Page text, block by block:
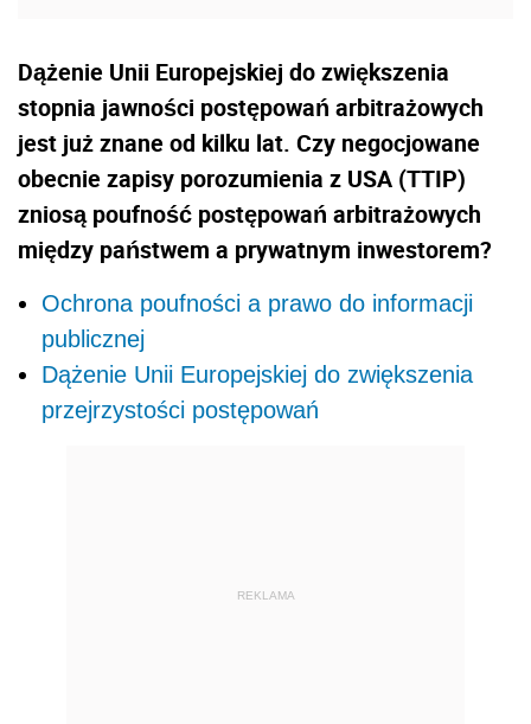
Dążenie Unii Europejskiej do zwiększenia
stopnia jawności postępowań arbitrażowych
jest już znane od kilku lat. Czy negocjowane
obecnie zapisy porozumienia z USA (TTIP)
zniosą poufność postępowań arbitrażowych
między państwem a prywatnym inwestorem?
Ochrona poufności a prawo do informacji
publicznej
Dążenie Unii Europejskiej do zwiększenia
przejrzystości postępowań
REKLAMA